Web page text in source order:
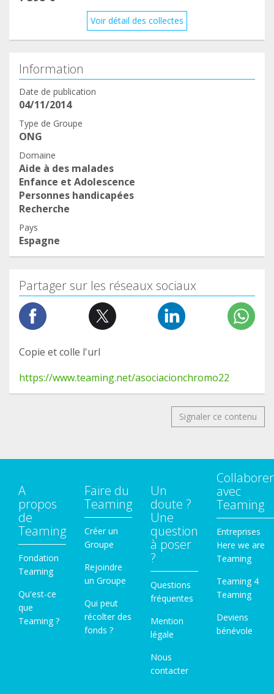
Voir détail des collectes
Information
Date de publication
04/11/2014
Type de Groupe
ONG
Domaine
Aide à des malades
Enfance et Adolescence
Personnes handicapées
Recherche
Pays
Espagne
Partager sur les réseaux sociaux
Copie et colle l'url
https://www.teaming.net/asociacionchromo22
Signaler ce contenu
A
propos
de
Teaming
Fondation
Teaming
Qu'est-ce
que
Teaming ?
Faire du
Teaming
Créer un
Groupe
Rejoindre
un Groupe
Qui peut
récolter des
fonds ?
Un
doute ?
Une
question
à poser
?
Questions
fréquentes
Mention
légale
Nous
contacter
Collaborer
avec
Teaming
Entreprises
Here we are
Teaming
Teaming 4
Teaming
Deviens
bénévole